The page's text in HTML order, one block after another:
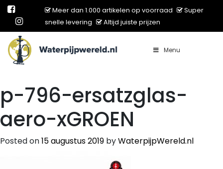
Meer dan 1.000 artikelen op voorraad
Super
snelle levering
Altijd juiste prijzen
Main Navigation Menu
p-796-ersatzglas-
aero-xGROEN
Posted on15 augustus 2019 byWaterpijpWereld.nl